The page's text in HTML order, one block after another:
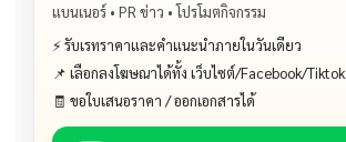
แบนเนอร์ • PR ข่าว • โปรโมตกิจกรรม
⚡ รับเรทราคาและคำแนะนำภายในวันเดียว
📌 เลือกลงโฆษณาได้ทั้ง เว็บไซต์/Facebook/Tiktok
🧾 ขอใบเสนอราคา / ออกเอกสารได้